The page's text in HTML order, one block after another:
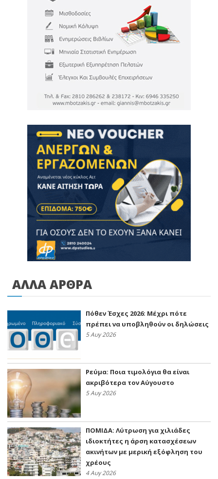
ΑΛΛΑ ΑΡΘΡΑ
Πόθεν Έσχες 2026: Μέχρι πότε
πρέπει να υποβληθούν οι δηλώσεις
5 Αυγ 2026
Ρεύμα: Ποια τιμολόγια θα είναι
ακριβότερα τον Αύγουστο
5 Αυγ 2026
ΠΟΜΙΔΑ: Λύτρωση για χιλιάδες
ιδιοκτήτες η άρση κατασχέσεων
ακινήτων με μερική εξόφληση του
χρέους
4 Αυγ 2026